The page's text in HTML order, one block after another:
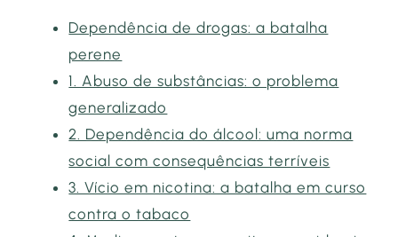
Dependência de drogas: a batalha
perene
1. Abuso de substâncias: o problema
generalizado
2. Dependência do álcool: uma norma
social com consequências terríveis
3. Vício em nicotina: a batalha em curso
contra o tabaco